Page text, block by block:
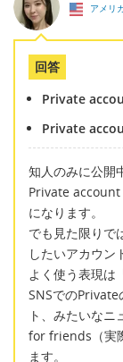
アメリ
回答
Private
Private
知人のみに公開
Private
になります。
でも見た限りで
したいアカウン
よく使う表現は
SNSでのPrivate
ト、みたいなニ
for friends（実
ます。